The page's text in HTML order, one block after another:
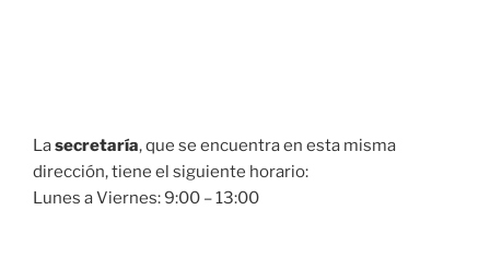
Lasecretaría, que se encuentra en esta misma
dirección, tiene el siguiente horario:
Lunes a Viernes: 9:00 – 13:00